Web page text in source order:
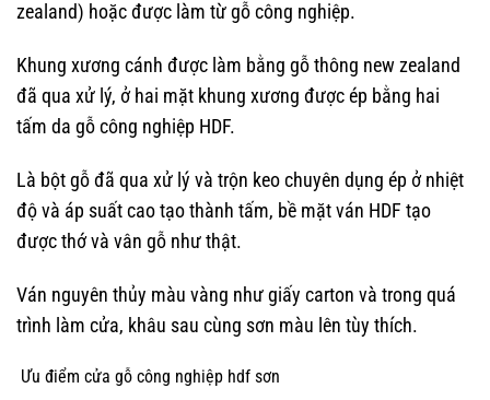
zealand) hoặc được làm từ gỗ công nghiệp.
Khung xương cánh được làm bằng gỗ thông new zealand
đã qua xử lý, ở hai mặt khung xương được ép bằng hai
tấm da gỗ công nghiệp HDF.
Là bột gỗ đã qua xử lý và trộn keo chuyên dụng ép ở nhiệt
độ và áp suất cao tạo thành tấm, bề mặt ván HDF tạo
được thớ và vân gỗ như thật.
Ván nguyên thủy màu vàng như giấy carton và trong quá
trình làm cửa, khâu sau cùng sơn màu lên tùy thích.
Ưu điểm cửa gỗ công nghiệp hdf sơn